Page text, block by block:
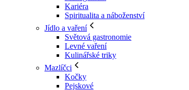
Kariéra
Spiritualita a náboženství
Jídlo a vaření
Světová gastronomie
Levné vaření
Kulinářské triky
Mazlíčci
Kočky
Pejskové